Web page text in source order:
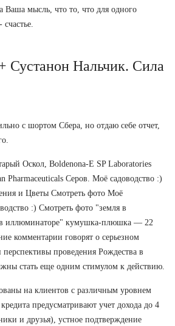
Ваша мысль, что то, что для одного
Сустанон Нальчик. Сила
с шортом Сбера, но отдаю себе отчет,
Оскол, Boldenona-E SP Laboratories
Pharmaceuticals Серов. Моё садоводство :)
и Цветы Смотреть фото Моё
:) Смотреть фото "земля в
иллюминаторе" кумушка-плюшка — 22
комментарии говорят о серьезном
перспективы проведения Рождества в
стать еще одним стимулом к действию.
на клиентов с различным уровнем
предусматривают учет дохода до 4
и друзья), устное подтверждение